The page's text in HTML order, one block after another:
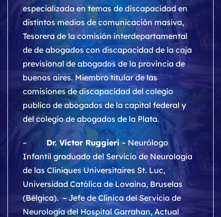
especializada en temas de discapacidad en
distintos medios de comunicación masiva,
Tesorera de la comisión interdepartamental
de de abogados con discapacidad de la caja
previsional de abogados de la provincia de
buenos aires. Miembro titular de las
comisiones de discapacidad del colegio
publico de abogados de la capital federal y
del colegio de abogados de la Plata.
– Dr. Víctor Ruggieri– Neurólogo
Infantil graduado del Servicio de Neurología
de las Cliniques Universitaires St. Luc,
Universidad Católica de Lovaina, Bruselas
(Bélgica). – Jefe de Clínica del Servicio de
Neurología del Hospital Garrahan, Actual